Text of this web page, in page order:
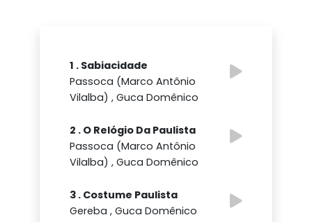
1 . Sabiacidade
Passoca (Marco Antônio
Vilalba) , Guca Domênico
2 . O Relógio Da Paulista
Passoca (Marco Antônio
Vilalba) , Guca Domênico
3 . Costume Paulista
Gereba , Guca Domênico